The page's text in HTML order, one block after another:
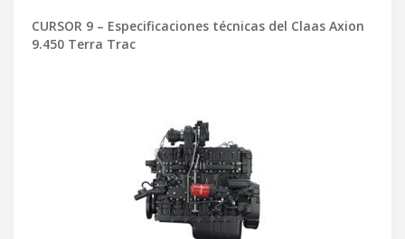
CURSOR 9 – Especificaciones técnicas del Claas Axion
9.450 Terra Trac